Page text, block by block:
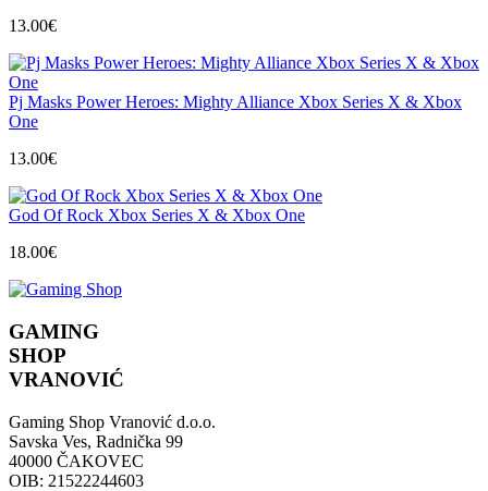
13.00€
Pj Masks Power Heroes: Mighty Alliance Xbox Series X & Xbox
One
13.00€
God Of Rock Xbox Series X & Xbox One
18.00€
GAMING
SHOP
VRANOVIĆ
Gaming Shop Vranović d.o.o.
Savska Ves, Radnička 99
40000 ČAKOVEC
OIB: 21522244603